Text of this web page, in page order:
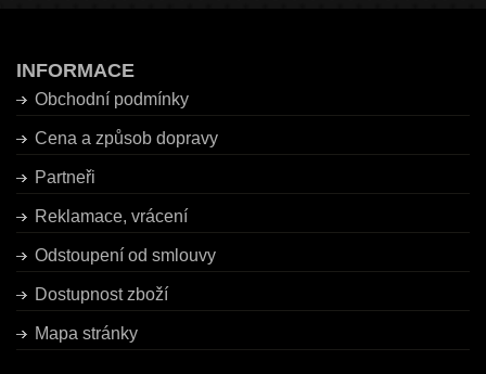
INFORMACE
Obchodní podmínky
Cena a způsob dopravy
Partneři
Reklamace, vrácení
Odstoupení od smlouvy
Dostupnost zboží
Mapa stránky